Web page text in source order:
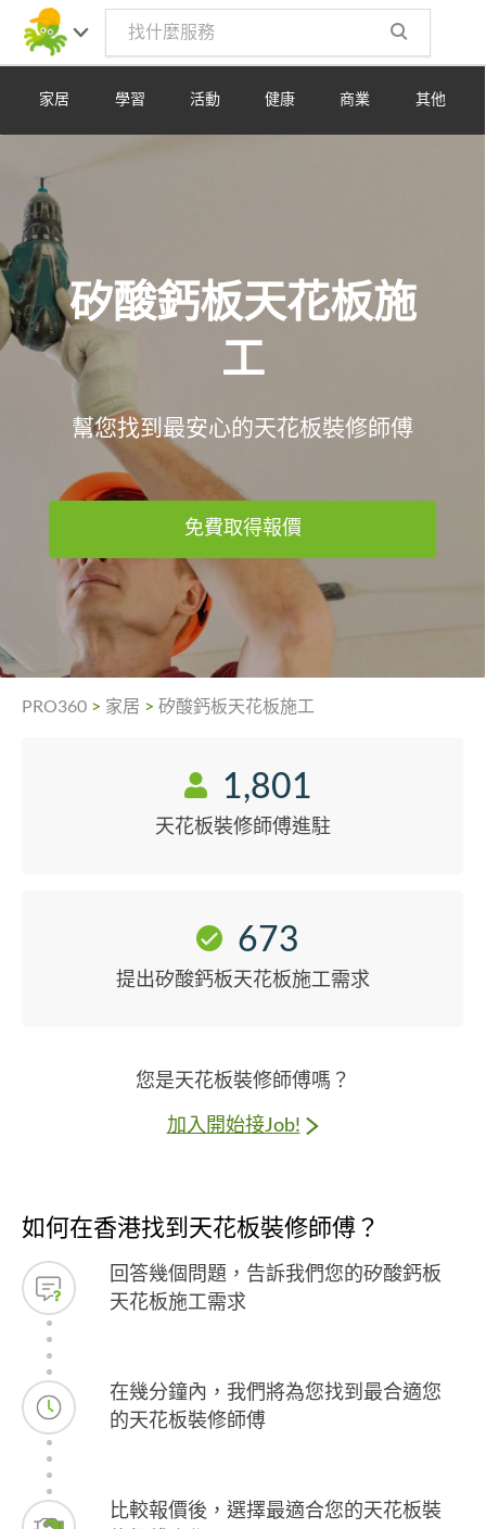
家居 學習 活動 健康 商業 其他
矽酸鈣板天花板施
工
幫您找到最安心的天花板裝修師傅
免費取得報價
PRO360 > 家居 > 矽酸鈣板天花板施工
1,801
天花板裝修師傅進駐
673
提出矽酸鈣板天花板施工需求
您是天花板裝修師傅嗎？
加入開始接Job!
如何在香港找到天花板裝修師傅？
回答幾個問題，告訴我們您的矽酸鈣板
天花板施工需求
在幾分鐘內，我們將為您找到最合適您
的天花板裝修師傅
比較報價後，選擇最適合您的天花板裝